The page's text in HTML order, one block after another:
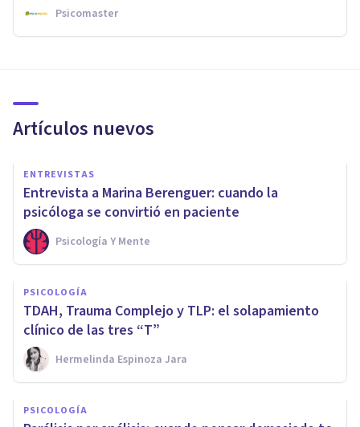
Psicomaster
Artículos nuevos
ENTREVISTAS
Entrevista a Marina Berenguer: cuando la
psicóloga se convirtió en paciente
Psicología Y Mente
PSICOLOGÍA
TDAH, Trauma Complejo y TLP: el solapamiento
clínico de las tres “T”
Hermelinda Espinoza Jara
PSICOLOGÍA